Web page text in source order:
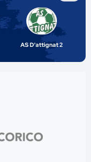
AS D'attignat 2